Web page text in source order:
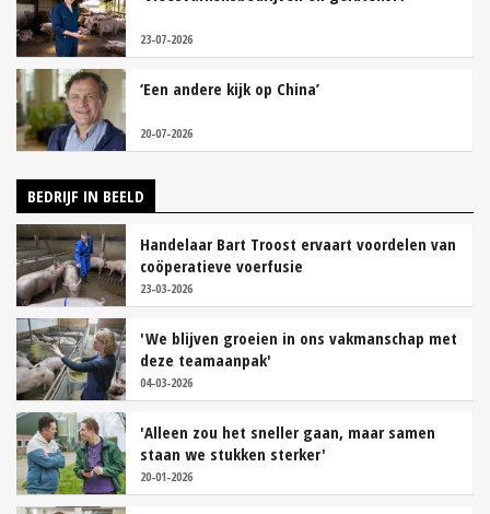
23-07-2026
‘Een andere kijk op China’
20-07-2026
BEDRIJF IN BEELD
Handelaar Bart Troost ervaart voordelen van
coöperatieve voerfusie
23-03-2026
'We blijven groeien in ons vakmanschap met
deze teamaanpak'
04-03-2026
'Alleen zou het sneller gaan, maar samen
staan we stukken sterker'
20-01-2026